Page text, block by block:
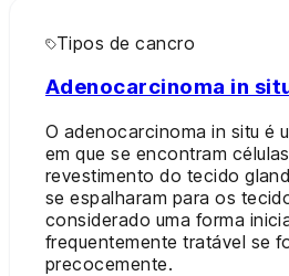
Tipos de cancro
Adenocarcinoma in
O adenocarcinoma in situ é
em que se encontram
revestimento do tecido
se espalharam para os
considerado uma forma
frequentemente tratável se
precocemente.